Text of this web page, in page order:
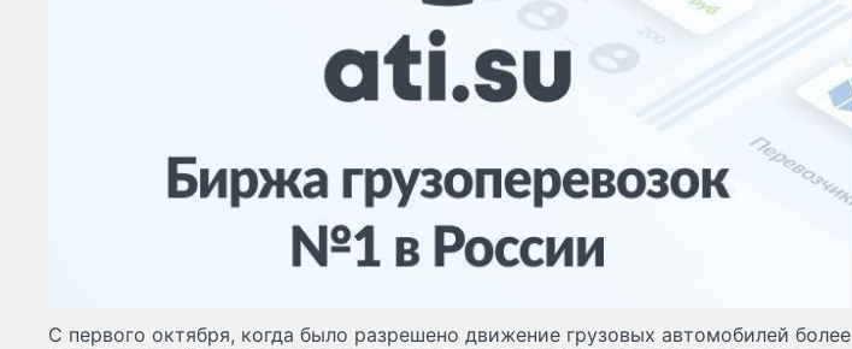
С первого октября, когда было разрешено движение грузовых автомобилей более